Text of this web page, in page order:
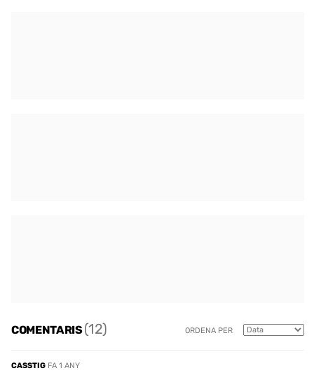
COMENTARIS(12) ORDENA PER
CASSTIG FA 1 ANY